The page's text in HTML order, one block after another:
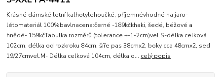
Krásné dámské letní kalhotylehoučké, příjemnévhodné na jaro-
létomateriál 100%bavlnacena:černé -189kčkhaki, šedé, béžové a
hnědé- 159kčTabulka rozměrů (tolerance +-1-2cm)vel.S-délka celková
102cm, délka od rozkroku 84cm, šíře pas 38cmx2, boky cca 48cmx2, sed
19/27cmvel.M- Délka celková 104cm, délka o... celý popis